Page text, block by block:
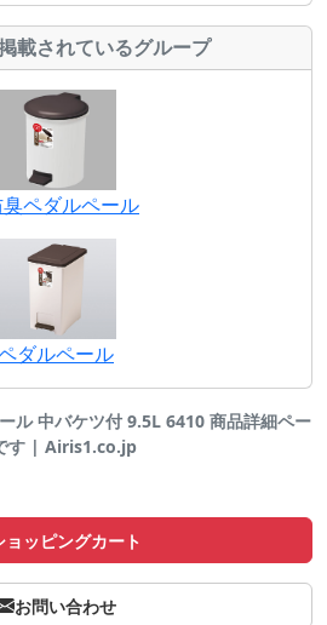
載されているグループ
臭ペダルペール
ダルペール
ル 中バケツ付 9.5L 6410 商品詳細ペー
す | Airis1.co.jp
ョッピングカート
お問い合わせ